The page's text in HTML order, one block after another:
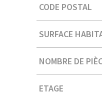
Caractérisque
CODE POSTAL
SURFACE
NOMBRE DE
ETAGE